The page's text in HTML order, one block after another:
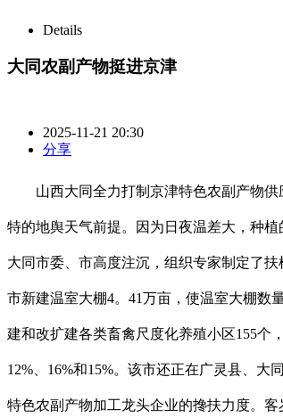
Details
大同农副产物挺进京津
2025-11-21 20:30
分享
山西大同全力打制京津特色农副产物供
特的地舆天气前提。因为日夜温差大，种
大同市委、市高度注沉，组织专家制定了
市新建温室大棚4。41万亩，使温室大棚数
建和改扩建各类畜禽尺度化养殖小区155个
12%、16%和15%。该市还正在广灵县、
特色农副产物加工龙头企业的搀扶力度。